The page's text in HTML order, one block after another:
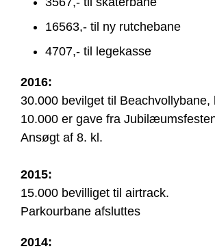
16563,- til ny rutchebane
4707,- til legekasse
2016:
30.000 bevilget til Beachvollybane,
10.000 er gave fra
Ansøgt af 8. kl.
2015:
15.000 bevilliget til airtrack.
Parkourbane afsluttes
2014: